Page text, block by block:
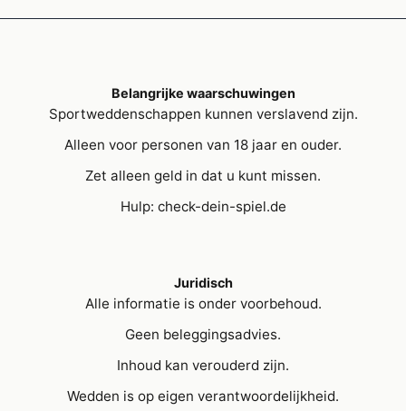
Belangrijke waarschuwingen
Sportweddenschappen kunnen verslavend zijn.
Alleen voor personen van 18 jaar en ouder.
Zet alleen geld in dat u kunt missen.
Hulp: check-dein-spiel.de
Juridisch
Alle informatie is onder voorbehoud.
Geen beleggingsadvies.
Inhoud kan verouderd zijn.
Wedden is op eigen verantwoordelijkheid.